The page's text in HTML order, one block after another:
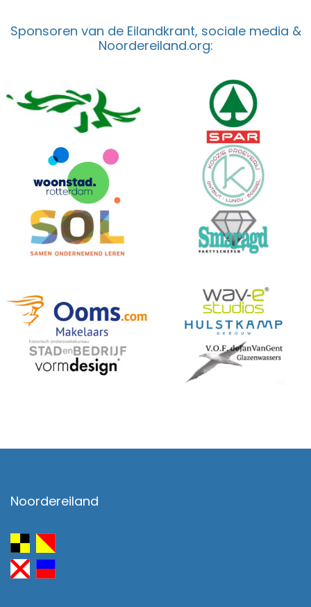
Sponsoren van de Eilandkrant, sociale media &
Noordereiland.org:
Noordereiland